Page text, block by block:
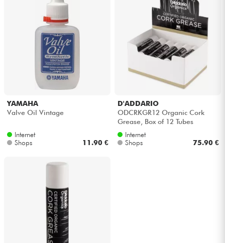
Drums
Blasinstrumente
Violinen & Quartett
Kinder
Kabel & Zubehöre
Bundle
Sehen Sie sich unsere Marken an
YAMAHA
Valve Oil Vintage
Internet
Shops
11.90 €
D'ADDARIO
ODCRKGR12 Organic Cork
Grease, Box of 12 Tubes
Internet
Shops
75.90 €